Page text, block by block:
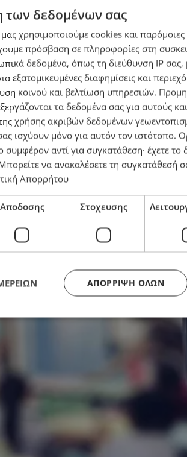
ζημιές τους
των δεδομένων σας
μας χρησιμοποιούμε cookies και παρόμοιες
πρόσβαση σε πληροφορίες στη
δεδομένα, όπως τη διεύθυνση IP σας,
εξατομικευμένες διαφημίσεις και
κοινού και βελτίωση υπηρεσιών.
τα δεδομένα σας για αυτούς
χρήσης ακριβών δεδομένων
ισχύουν μόνο για αυτόν τον ιστότοπο.
συμφέρον αντί για συγκατάθεση· έχετε το
να ανακαλέσετε τη συγκατάθεσή
Απορρήτου
Αποδοσης Στοχευσης
ΑΠΌΡΡΙΨΗ ΌΛΩΝ